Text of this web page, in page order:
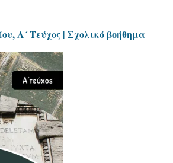
Α´ Τεύχος | Σχολικό βοήθημα